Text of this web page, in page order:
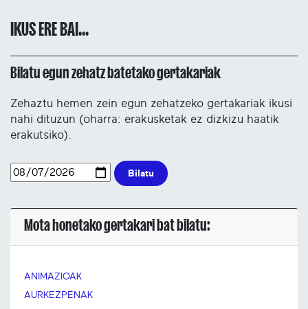
IKUS ERE BAI...
Bilatu egun zehatz batetako gertakariak
Zehaztu hemen zein egun zehatzeko gertakariak ikusi
nahi dituzun (oharra: erakusketak ez dizkizu haatik
erakutsiko).
Bilatu
Mota honetako gertakari bat bilatu:
ANIMAZIOAK
AURKEZPENAK